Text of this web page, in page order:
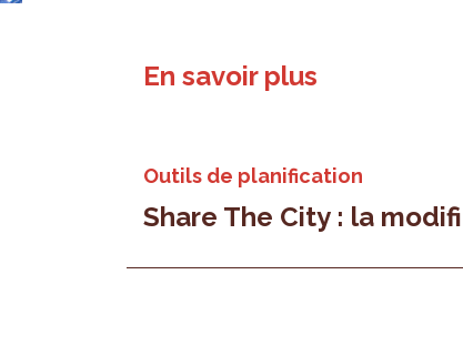
En savoir plus
Outils de planification
Share The City : la